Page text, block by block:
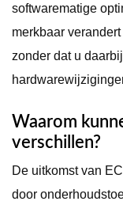
softwarematige
merkbaar
zonder dat u
Waarom
verschillen?
De uitkomst van
door